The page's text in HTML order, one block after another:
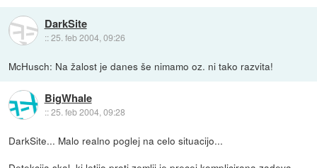
DarkSite
::25. feb 2004, 09:26
McHusch: Na žalost je danes še nimamo oz. ni tako razvita!
BigWhale
::25. feb 2004, 09:28
DarkSite... Malo realno poglej na celo situacijo...